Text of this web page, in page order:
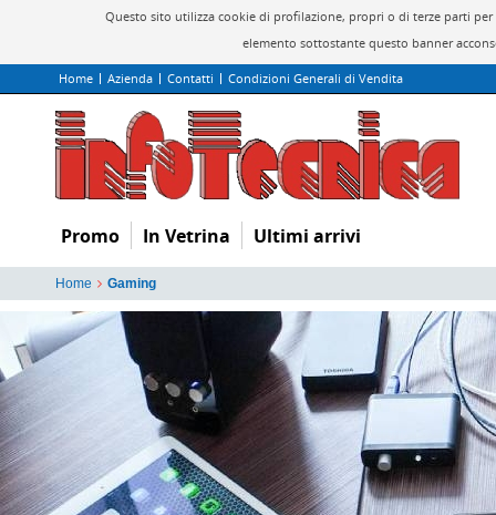
Questo sito utilizza cookie di profilazione, propri o di terze parti
elemento sottostante questo banner
Home Azienda Contatti Condizioni Generali di Vendita
Promo In Vetrina Ultimi arrivi
Home Gaming